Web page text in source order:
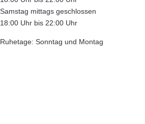
Samstag mittags geschlossen
18:00 Uhr bis 22:00 Uhr
Ruhetage: Sonntag und Montag